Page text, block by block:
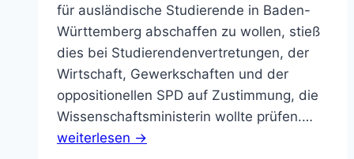
für ausländische Studierende in Baden-
Württemberg abschaffen zu wollen, stieß
dies bei Studierendenvertretungen, der
Wirtschaft, Gewerkschaften und der
oppositionellen SPD auf Zustimmung, die
Wissenschaftsministerin wollte prüfen.…
weiterlesen →